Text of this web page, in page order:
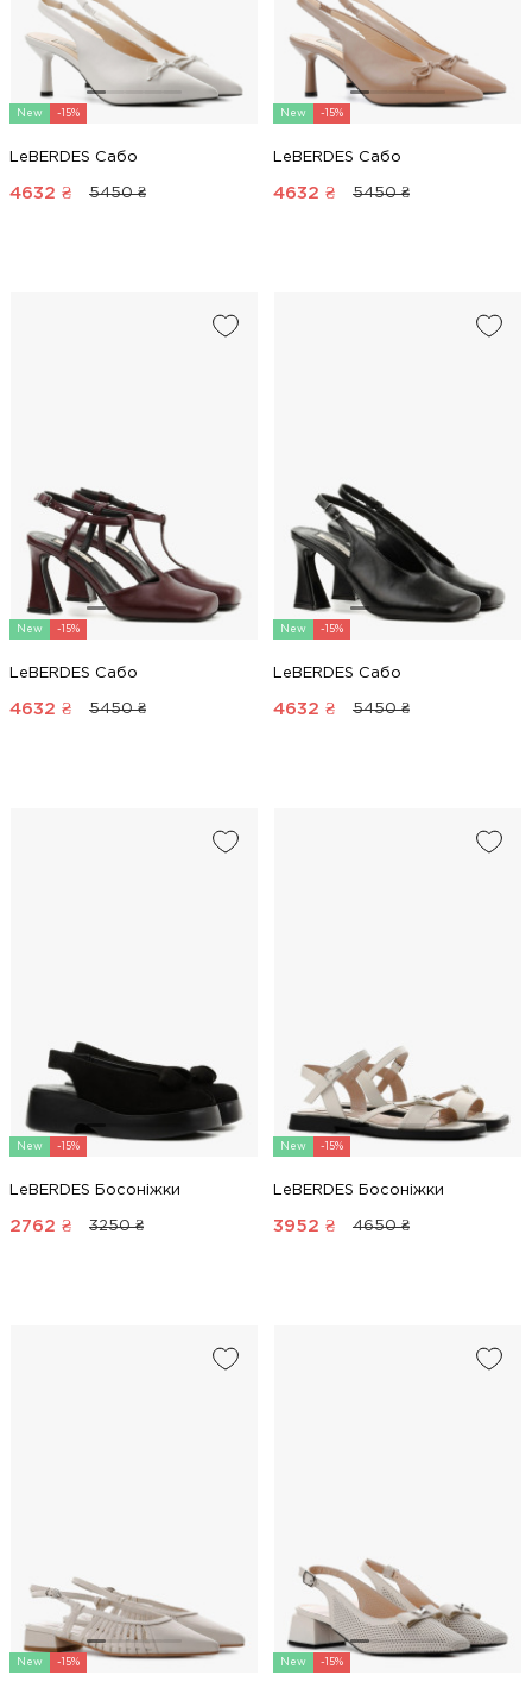
New -15%
LeBERDES Сабо
4632 ₴ 5450 ₴
New -15%
LeBERDES Сабо
4632 ₴ 5450 ₴
New -15%
LeBERDES Сабо
4632 ₴ 5450 ₴
New -15%
LeBERDES Сабо
4632 ₴ 5450 ₴
New -15%
LeBERDES Босоніжки
2762 ₴ 3250 ₴
New -15%
LeBERDES Босоніжки
3952 ₴ 4650 ₴
New -15% New -15%